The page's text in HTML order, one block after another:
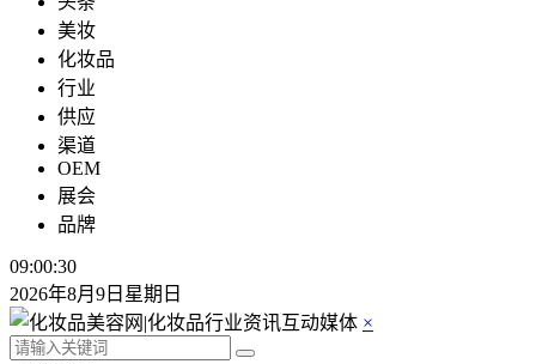
美妆
化妆品
行业
供应
渠道
OEM
展会
品牌
09:00:30
2026年8月9日星期日
×